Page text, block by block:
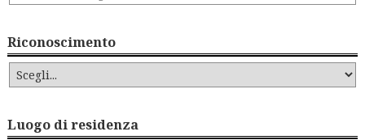
Riconoscimento
Luogo di residenza